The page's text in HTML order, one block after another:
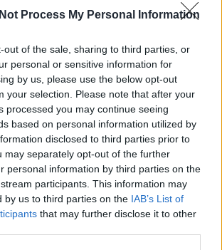
Process My Personal Information
out of the sale, sharing to third parties, or
personal or sensitive information for
by us, please use the below opt-out
your selection. Please note that after your
processed you may continue seeing
based on personal information utilized by
disclosed to third parties prior to
may separately opt-out of the further
personal information by third parties on the
participants. This information may
by us to third parties on the IAB’s List of
that may further disclose it to other
Oroszország 2022-es invázióját –
biztosítunk egy háborúhoz –
volna katonai eszközöket a háború
mondta Jens Stoltenberg NATO-főtitkár
Stoltenberg rámutatott, hogy a
olyan fegyvereket biztosítani, amelyeket
kért, mert attól tartottak, hogy az
feszültség eszkalálódhat....